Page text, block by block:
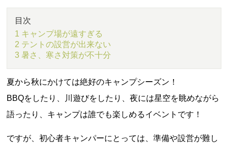
目次
1 キャンプ場が遠すぎる
2 テントの設営が出来ない
3 暑さ、寒さ対策が不十分
夏から秋にかけては絶好のキャンプシーズン！
BBQをしたり、川遊びをしたり、夜には星空を眺めながら
語ったり、キャンプは誰でも楽しめるイベントです！
ですが、初心者キャンパーにとっては、準備や設営が難し